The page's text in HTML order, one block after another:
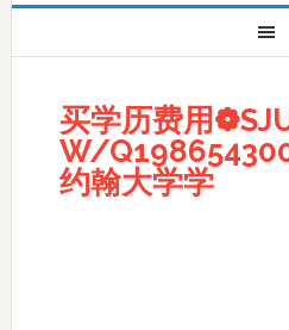
买学历费用
W/
约翰大学学